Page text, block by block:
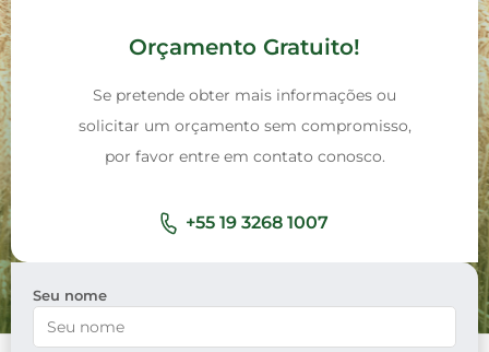
Orçamento Gratuito!
Se pretende obter mais informações ou
solicitar um orçamento sem compromisso,
por favor entre em contato conosco.
+55 19 3268 1007​
Seu nome